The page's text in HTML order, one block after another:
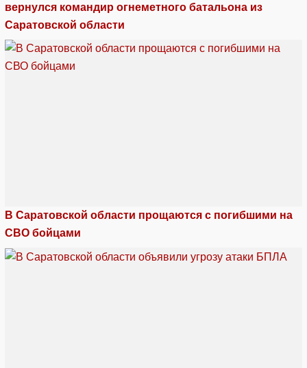
вернулся командир огнеметного батальона из
Саратовской области
В Саратовской области прощаются с погибшими на
СВО бойцами